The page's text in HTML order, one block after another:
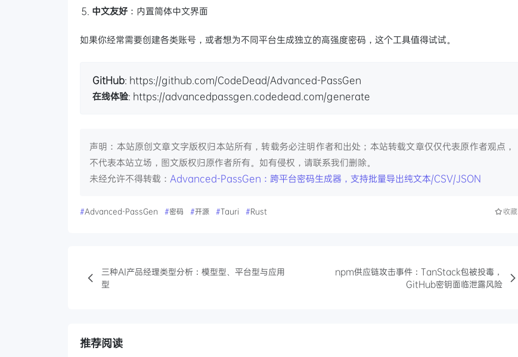
中文友好 ：内置简体中文界面
如果你经常需要创建各类账号，或者想为不同平台生成独立的高强度密码，这个工具值得试试。
GitHub: https://github.com/CodeDead/Advanced-PassGen
在线体验: https://advancedpassgen.codedead.com/generate
声明：本站原创文章文字版权归本站所有，转载务必注明作者和出处；本站转载文章仅仅代表原作者观点，
不代表本站立场，图文版权归原作者所有。如有侵权，请联系我们删除。
未经允许不得转载： Advanced-PassGen：跨平台密码生成器，支持批量导出纯文本/CSV/JSON
#Advanced-PassGen #密码 #开源 #Tauri #Rust 收藏
三种AI产品经理类型分析：模型型、平台型与应用
型
npm供应链攻击事件：TanStack包被投毒，
GitHub密钥面临泄露风险
推荐阅读